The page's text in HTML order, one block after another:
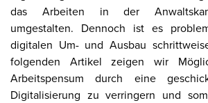
das Arbeiten in der
umgestalten. Dennoch ist es
digitalen Um- und Ausbau
folgenden Artikel zeigen wir
Arbeitspensum durch eine
Digitalisierung zu verringern und